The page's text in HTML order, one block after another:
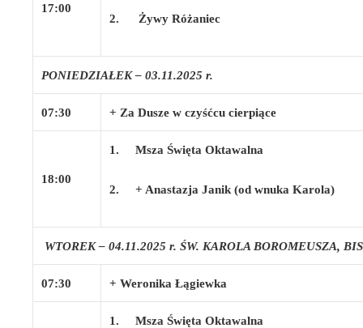
17:00
2. Żywy Różaniec
PONIEDZIAŁEK – 03.11.2025 r.
07:30 + Za Dusze w czyśćcu cierpiące
18:00
1. Msza Święta Oktawalna
2. + Anastazja Janik (od wnuka Karola)
WTOREK – 04.11.2025 r. ŚW. KAROLA BOROMEUSZA,
07:30 + Weronika Łągiewka
1. Msza Święta Oktawalna